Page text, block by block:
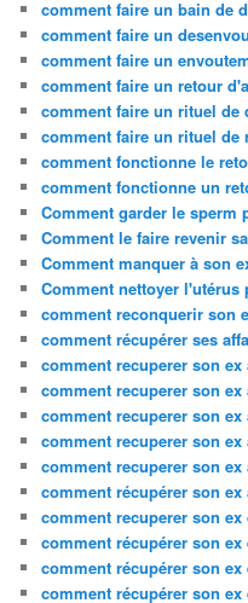
comment faire un bain de
comment faire un
comment faire un
comment faire un retour
comment faire un rituel de
comment faire un rituel de
comment fonctionne le
comment fonctionne un
Comment garder le sperm
Comment le faire revenir
Comment manquer à son
Comment nettoyer l'utérus
comment reconquerir son
comment récupérer ses
comment recuperer son
comment recuperer son
comment recuperer son
comment recuperer son
comment recuperer son
comment récupérer son
comment recuperer son
comment récupérer son ex
comment récupérer son
comment récupérer son ex